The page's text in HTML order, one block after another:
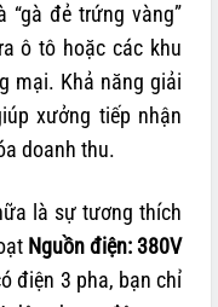
“gà đẻ trứng vàng”
ô tô hoặc các khu
mại. Khả năng giải
xưởng tiếp nhận
doanh thu.
là sự tương thích
Nguồn điện: 380V
điện 3 pha, bạn chỉ